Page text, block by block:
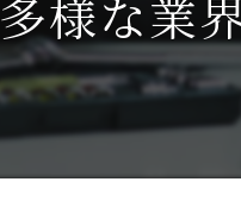
多様な業